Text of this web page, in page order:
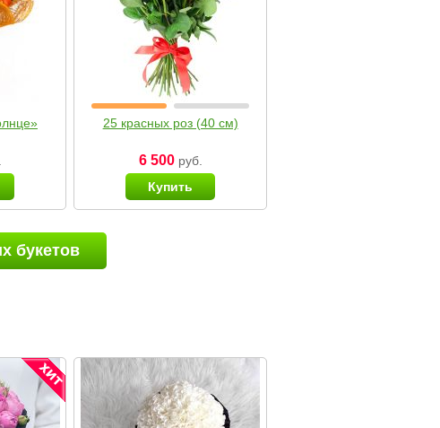
25 красных роз (40 см)
6 500руб.
Купить
букетов